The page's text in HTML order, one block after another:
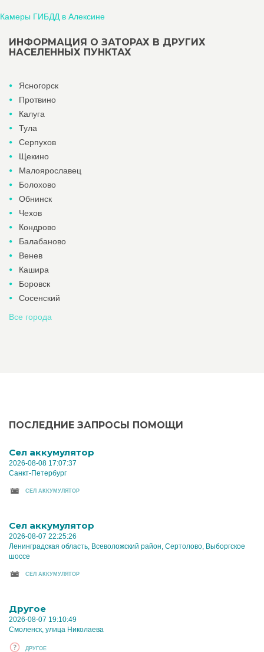
Камеры ГИБДД в Алексине
ИНФОРМАЦИЯ О ЗАТОРАХ В ДРУГИХ
НАСЕЛЕННЫХ ПУНКТАХ
Ясногорск
Протвино
Калуга
Тула
Серпухов
Щекино
Малоярославец
Болохово
Обнинск
Чехов
Кондрово
Балабаново
Венев
Кашира
Боровск
Сосенский
Все города
ПОСЛЕДНИЕ ЗАПРОСЫ ПОМОЩИ
Cел аккумулятор
2026-08-08 17:07:37
Санкт-Петербург
CЕЛ АККУМУЛЯТОР
Cел аккумулятор
2026-08-07 22:25:26
Ленинградская область, Всеволожский район, Сертолово, Выборгское
шоссе
CЕЛ АККУМУЛЯТОР
Другое
2026-08-07 19:10:49
Смоленск, улица Николаева
ДРУГОЕ